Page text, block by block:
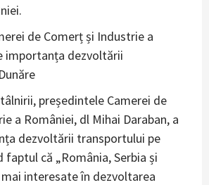
de Comerț și Industrie a
importanța dezvoltării
președintele Camerei de
a României, dl Mihai Daraban, a
dezvoltării transportului pe
faptul că „România, Serbia și
interesate în dezvoltarea